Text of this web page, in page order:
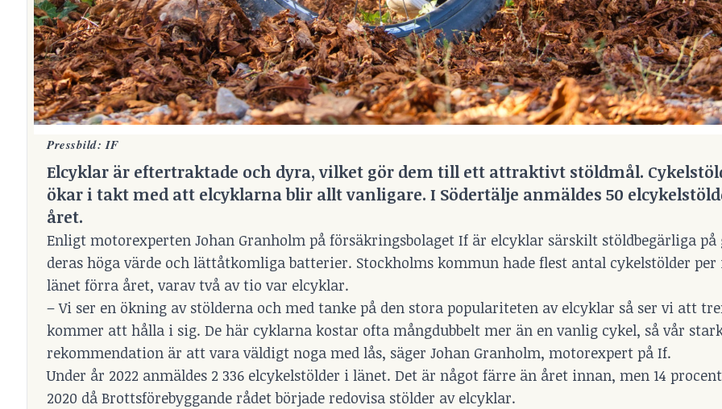
Pressbild: IF
Elcyklar är eftertraktade och dyra, vilket gör dem till ett attraktivt stöldmål.
ökar i takt med att elcyklarna blir allt vanligare. I Södertälje anmäldes 50
året.
Enligt motorexperten Johan Granholm på försäkringsbolaget If är elcyklar särskilt stöldbegärliga på
deras höga värde och lättåtkomliga batterier. Stockholms kommun hade flest antal cykelstölder
länet förra året, varav två av tio var elcyklar.
– Vi ser en ökning av stölderna och med tanke på den stora populariteten av elcyklar så ser vi att
kommer att hålla i sig. De här cyklarna kostar ofta mångdubbelt mer än en vanlig cykel, så vår
rekommendation är att vara väldigt noga med lås, säger Johan Granholm, motorexpert på If.
Under år 2022 anmäldes 2 336 elcykelstölder i länet. Det är något färre än året innan, men 14
2020 då Brottsförebyggande rådet började redovisa stölder av elcyklar.